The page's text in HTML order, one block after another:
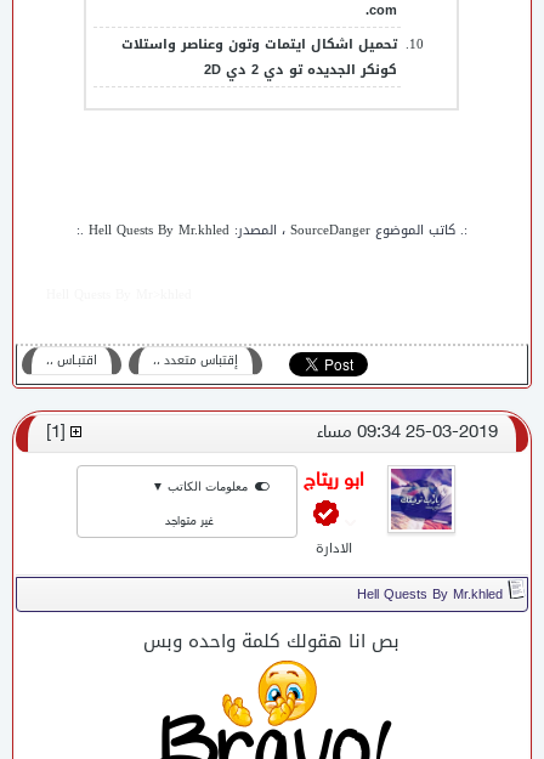
.com
تحميل اشكال ايتمات وتون وعناصر واستلات
كونكر الجديده تو دي 2 دي 2D
:. كاتب الموضوعSourceDanger، المصدر:Hell Quests By Mr.khled
.:
اقتبـاس ،، إقتباس متعدد ،،
25-03-2019 09:34 مساء 1
ابو ريتاج
الادارة
معلومات الكاتب ▼
غير متواجد
Hell Quests By Mr.khled
بص انا هقولك كلمة واحده وبس